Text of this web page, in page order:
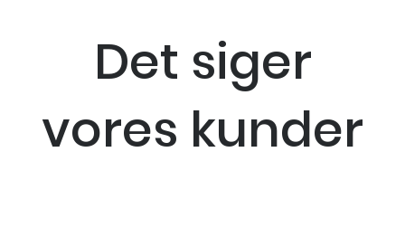
Det siger
vores kunder